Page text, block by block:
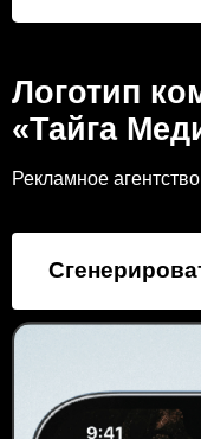
Логотип
«Тайга
Рекламное